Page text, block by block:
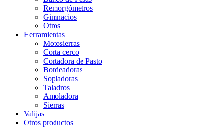
Remorgómetros
Gimnacios
Otros
Herramientas
Motosierras
Corta cerco
Cortadora de Pasto
Bordeadoras
Sopladoras
Taladros
Amoladora
Sierras
Valijas
Otros productos